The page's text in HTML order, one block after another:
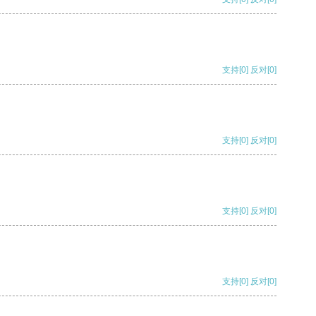
支持[0] 反对[0]
支持[0] 反对[0]
支持[0] 反对[0]
支持[0] 反对[0]